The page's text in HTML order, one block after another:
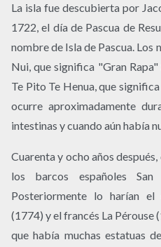
La isla fue descubierta por
1722, el día de Pascua de
nombre de Isla de Pascua. Los
Nui, que significa "Gran
Te Pito Te Henua, que
ocurre aproximadamente
intestinas y cuando aún había
Cuarenta y ocho años
los barcos españoles
Posteriormente lo harían el
(1774) y el francés La Pérouse
que había muchas estatuas